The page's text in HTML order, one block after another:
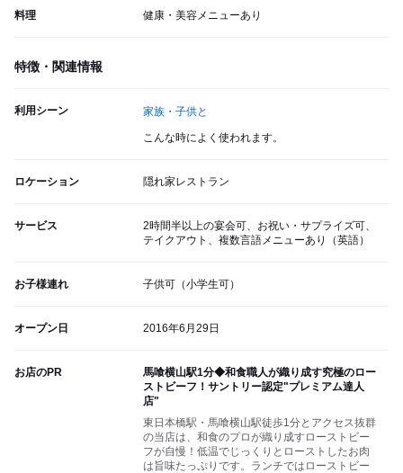
料理 健康・美容メニューあり
特徴・関連情報
利用シーン 家族・子供と
こんな時によく使われます。
ロケーション 隠れ家レストラン
サービス
2時間半以上の宴会可、お祝い・サプライズ可、
テイクアウト、複数言語メニューあり（英語）
お子様連れ 子供可（小学生可）
オープン日 2016年6月29日
お店のPR
馬喰横山駅1分◆和食職人が織り成す究極のロー
ストビーフ！サントリー認定"プレミアム達人
店"
東日本橋駅・馬喰横山駅徒歩1分とアクセス抜群
の当店は、和食のプロが織り成すローストビー
フが自慢！低温でじっくりとローストしたお肉
は旨味たっぷりです。ランチではローストビー